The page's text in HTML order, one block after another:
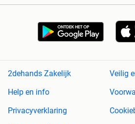
2dehands Zakelijk
Veilig
Help en info
Privacyverklaring